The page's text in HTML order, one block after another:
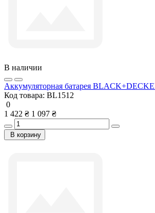
В наличии
Аккумуляторная батарея
Код товара: BL1512
0
1 422 ₴ 1 097 ₴
В корзину